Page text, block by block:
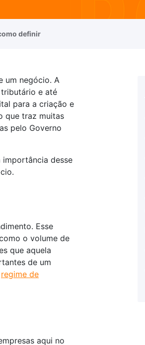
definir
um negócio. A
e até
para a criação e
que traz muitas
pelo Governo
importância desse
Esse
o volume de
que aquela
de um
regime de
aqui no